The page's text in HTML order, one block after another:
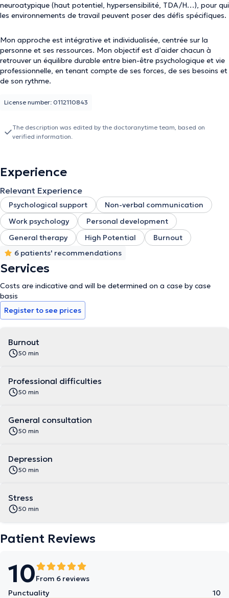
neuroatypique (haut potentiel, hypersensibilité, TDA/H…), pour qui
les environnements de travail peuvent poser des défis spécifiques.
Mon approche est intégrative et individualisée, centrée sur la
personne et ses ressources. Mon objectif est d’aider chacun à
retrouver un équilibre durable entre bien-être psychologique et vie
professionnelle, en tenant compte de ses forces, de ses besoins et
de son rythme.
License number: 0112110843
The description was edited by the doctoranytime team, based on
verified information.
Experience
Relevant Experience
Psychological support
Non-verbal communication
Work psychology
Personal development
General therapy
High Potential
Burnout
6 patients' recommendations
Services
Costs are indicative and will be determined on a case by case
basis
Register to see prices
Burnout
50 min
Professional difficulties
50 min
General consultation
50 min
Depression
50 min
Stress
50 min
Patient Reviews
10From 6 reviews
Punctuality
10